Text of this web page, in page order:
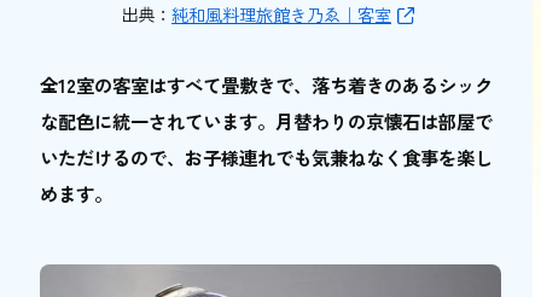
出典： 純和風料理旅館き乃ゑ｜客室
全12室の客室はすべて畳敷きで、落ち着きのあるシック
な配色に統一されています。月替わりの京懐石は部屋で
いただけるので、お子様連れでも気兼ねなく食事を楽し
めます。